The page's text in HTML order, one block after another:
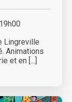
Lingreville
Animations
et en [...]